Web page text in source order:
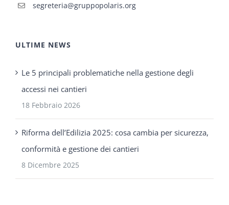
segreteria@gruppopolaris.org
ULTIME NEWS
Le 5 principali problematiche nella gestione degli
accessi nei cantieri
18 Febbraio 2026
Riforma dell’Edilizia 2025: cosa cambia per sicurezza,
conformità e gestione dei cantieri
8 Dicembre 2025